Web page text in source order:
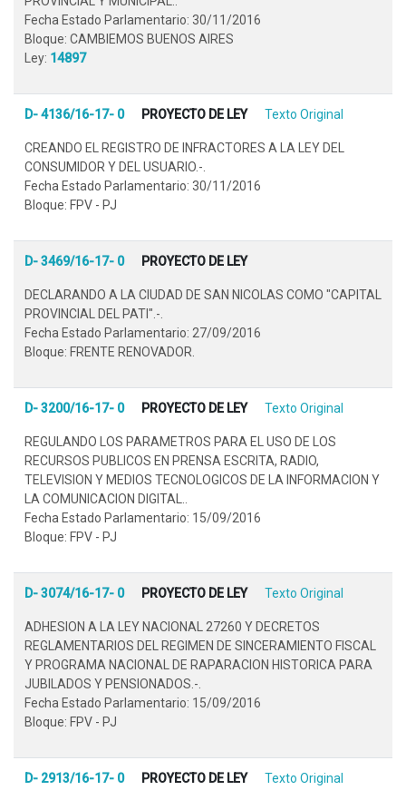
Fecha Estado Parlamentario: 30/11/2016
Bloque: CAMBIEMOS BUENOS AIRES
Ley: 14897
D- 4136/16-17- 0 PROYECTO DE LEY Texto Original
CREANDO EL REGISTRO DE INFRACTORES A LA LEY DEL
CONSUMIDOR Y DEL USUARIO.-.
Fecha Estado Parlamentario: 30/11/2016
Bloque: FPV - PJ
D- 3469/16-17- 0 PROYECTO DE LEY
DECLARANDO A LA CIUDAD DE SAN NICOLAS COMO "CAPITAL
PROVINCIAL DEL PATI".-.
Fecha Estado Parlamentario: 27/09/2016
Bloque: FRENTE RENOVADOR.
D- 3200/16-17- 0 PROYECTO DE LEY Texto Original
REGULANDO LOS PARAMETROS PARA EL USO DE LOS
RECURSOS PUBLICOS EN PRENSA ESCRITA, RADIO,
TELEVISION Y MEDIOS TECNOLOGICOS DE LA INFORMACION Y
LA COMUNICACION DIGITAL..
Fecha Estado Parlamentario: 15/09/2016
Bloque: FPV - PJ
D- 3074/16-17- 0 PROYECTO DE LEY Texto Original
ADHESION A LA LEY NACIONAL 27260 Y DECRETOS
REGLAMENTARIOS DEL REGIMEN DE SINCERAMIENTO FISCAL
Y PROGRAMA NACIONAL DE RAPARACION HISTORICA PARA
JUBILADOS Y PENSIONADOS.-.
Fecha Estado Parlamentario: 15/09/2016
Bloque: FPV - PJ
D- 2913/16-17- 0 PROYECTO DE LEY Texto Original